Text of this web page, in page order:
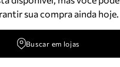
sua compra ainda hoje.
Buscar em lojas